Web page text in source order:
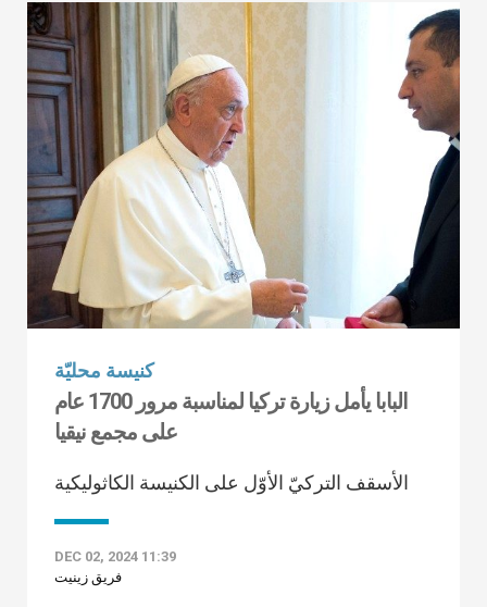
كنيسة محليّة
البابا يأمل زيارة تركيا لمناسبة مرور 1700 عام
على مجمع نيقيا
الأسقف التركيّ الأوّل على الكنيسة الكاثوليكية
DEC 02, 2024 11:39
فريق زينيت